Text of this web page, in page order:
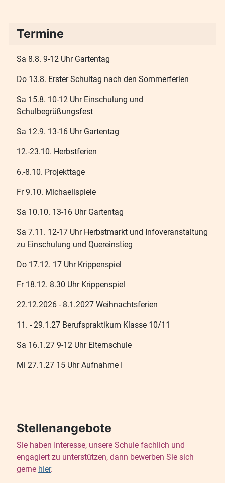
Termine
Sa 8.8. 9-12 Uhr Gartentag
Do 13.8. Erster Schultag nach den Sommerferien
Sa 15.8. 10-12 Uhr Einschulung und
Schulbegrüßungsfest
Sa 12.9. 13-16 Uhr Gartentag
12.-23.10. Herbstferien
6.-8.10. Projekttage
Fr 9.10. Michaelispiele
Sa 10.10. 13-16 Uhr Gartentag
Sa 7.11. 12-17 Uhr Herbstmarkt und Infoveranstaltung
zu Einschulung und Quereinstieg
Do 17.12. 17 Uhr Krippenspiel
Fr 18.12. 8.30 Uhr Krippenspiel
22.12.2026 - 8.1.2027 Weihnachtsferien
11. - 29.1.27 Berufspraktikum Klasse 10/11
Sa 16.1.27 9-12 Uhr Elternschule
Mi 27.1.27 15 Uhr Aufnahme I
Stellenangebote
Sie haben Interesse, unsere Schule fachlich und
engagiert zu unterstützen, dann bewerben Sie sich
gerne hier.